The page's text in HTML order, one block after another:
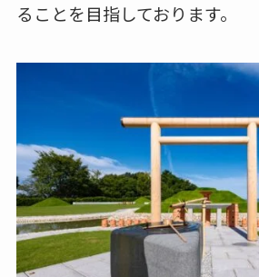
ることを目指しております。